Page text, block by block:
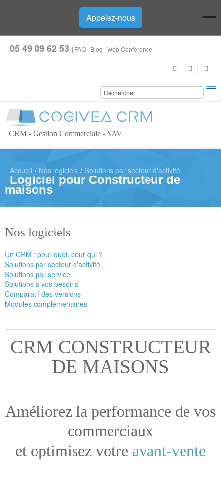
Appelez-nous
05 49 09 62 53 | FAQ | Blog | Web Conférence
CRM - Gestion Commerciale - SAV
Accueil / Nos logiciels / Solutions par secteur d'activité
Logiciel pour Constructeur de
maisons
Nos logiciels
Un CRM : pour quoi, pour qui ?
Solutions par secteur d'activité
Solutions par service
Solutions à vos besoins
Comparatif des versions
Modules complémentaires
CRM CONSTRUCTEUR
DE MAISONS
Améliorez la performance de vos
commerciaux
et optimisez votre avant-vente